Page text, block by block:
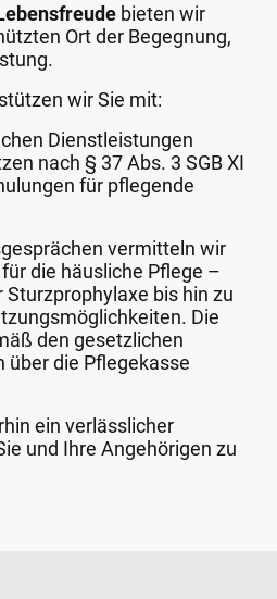
bieten wir
Ort der Begegnung,
wir Sie mit:
Dienstleistungen
nach § 37 Abs. 3 SGB XI
für pflegende
vermitteln wir
die häusliche Pflege –
bis hin zu
Die
den gesetzlichen
über die Pflegekasse
ein verlässlicher
und Ihre Angehörigen zu